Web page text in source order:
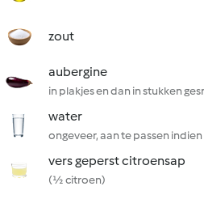
zout
aubergine
in plakjes en dan in stukken
water
ongeveer, aan te passen
vers geperst citroensap
(½ citroen)